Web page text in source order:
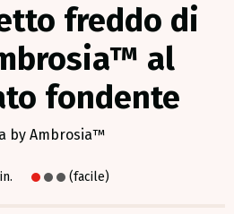
freddo di
al
fondente
by Ambrosia™
(facile)